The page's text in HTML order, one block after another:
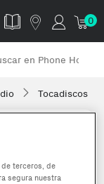
0
Tocadiscos
terceros, de
segura nuestra